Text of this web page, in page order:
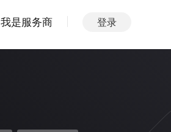
我是服务商 登录